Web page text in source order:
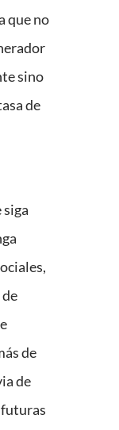
que no
sino
de
de
de
futuras